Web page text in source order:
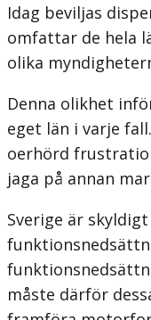
Idag beviljas
omfattar de hela
olika
Denna olikhet
eget län i varje
oerhörd
jaga på annan
Sverige är
måste därför